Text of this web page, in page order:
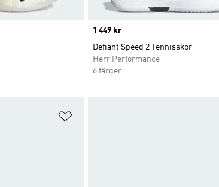
Price
1 449 kr
Defiant Speed 2 Tennisskor
Herr Performance
6 färger